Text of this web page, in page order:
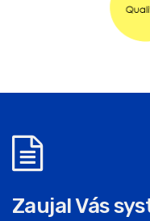
Zaujal Vás